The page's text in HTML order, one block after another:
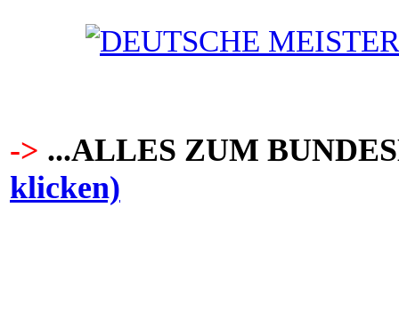
-> ...ALLES ZUM
klicken)